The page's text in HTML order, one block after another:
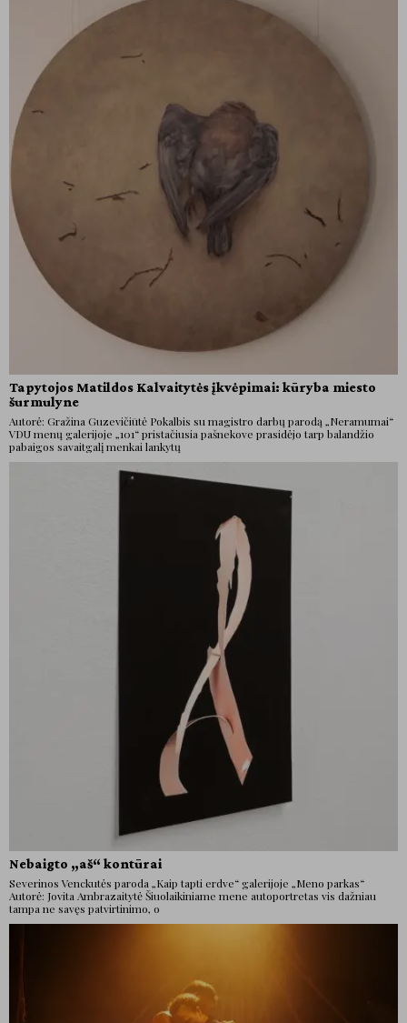
Tapytojos Matildos Kalvaitytės įkvėpimai: kūryba miesto
šurmulyne
Autorė: Gražina Guzevičiūtė Pokalbis su magistro darbų parodą „Neramumai“
VDU menų galerijoje „101“ pristačiusia pašnekove prasidėjo tarp balandžio
pabaigos savaitgalį menkai lankytų
Nebaigto „aš“ kontūrai
Severinos Venckutės paroda „Kaip tapti erdve“ galerijoje „Meno parkas“
Autorė: Jovita Ambrazaitytė Šiuolaikiniame mene autoportretas vis dažniau
tampa ne savęs patvirtinimo, o